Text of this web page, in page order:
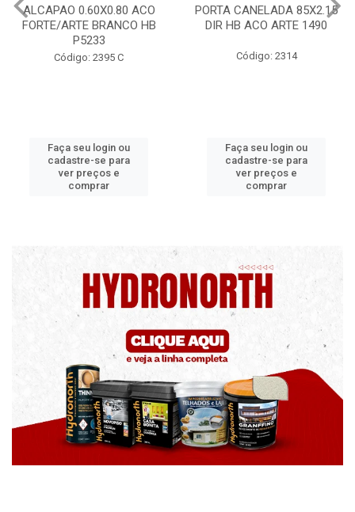
0.60X0.80 ACO
ARTE BRANCO HB
P5233
Código: 2395 C
Faça seu login ou
cadastre-se para
ver preços e
comprar
PORTA CANELADA 85X2.15
DIR HB ACO ARTE 1490
Código: 2314
Faça seu login ou
cadastre-se para
ver preços e
comprar